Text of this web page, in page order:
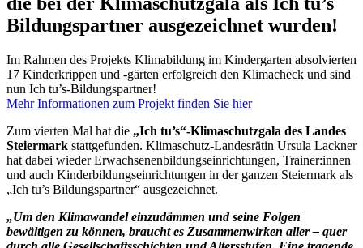
Bildungspartner ausgezeichnet wurden!
Im Rahmen des Projekts Klimabildung im Kindergarten absolvierten
17 Kinderkrippen und -gärten erfolgreich den Klimacheck und sind
nun Ich tu’s-Bildungspartner!
Mehr Informationen zum Projekt finden Sie hier
Zum vierten Mal hat die „Ich tu’s“-Klimaschutzgala des Landes
Steiermark stattgefunden. Klimaschutz-Landesrätin Ursula Lackner
hat dabei wieder Erwachsenenbildungseinrichtungen, Trainer:innen
und auch Kinderbildungseinrichtungen in der ganzen Steiermark als
„Ich tu’s Bildungspartner“ ausgezeichnet.
„Um den Klimawandel einzudämmen und seine Folgen
bewältigen zu können, braucht es Zusammenwirken aller – quer